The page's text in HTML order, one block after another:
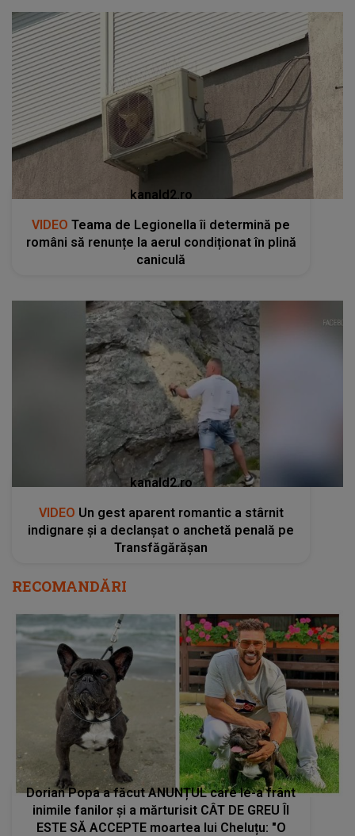
kanald2.ro
VIDEO Teama de Legionella îi determină pe
români să renunțe la aerul condiționat în plină
caniculă
kanald2.ro
VIDEO Un gest aparent romantic a stârnit
indignare și a declanșat o anchetă penală pe
Transfăgărășan
RECOMANDĂRI
Dorian Popa a făcut ANUNȚUL care le-a frânt
inimile fanilor și a mărturisit CÂT DE GREU ÎI
ESTE SĂ ACCEPTE moartea lui Cheluțu: "O